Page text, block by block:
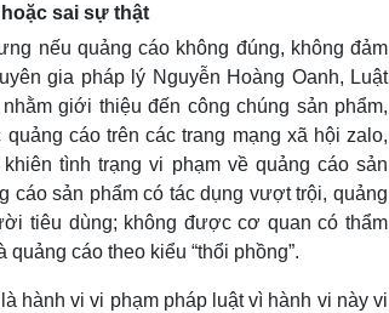
sai sự thật
nếu quảng cáo không đúng, không đảm
gia pháp lý Nguyễn Hoàng Oanh, Luật
giới thiệu đến công chúng sản phẩm,
cáo trên các trang mạng xã hội zalo,
tình trạng vi phạm về quảng cáo sản
cáo sản phẩm có tác dụng vượt trội, quảng
tiêu dùng; không được cơ quan có thẩm
cáo theo kiểu “thổi phồng”.
hành vi vi phạm pháp luật vì hành vi này vi